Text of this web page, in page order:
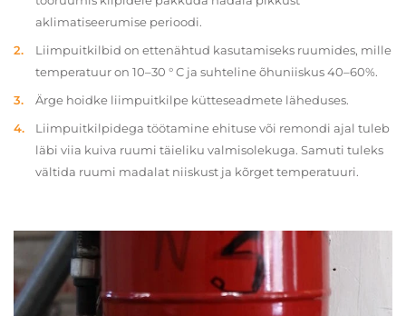
aklimatiseerumise perioodi.
Liimpuitkilbid on ettenähtud kasutamiseks ruumides, mille
temperatuur on 10–30 ° C ja suhteline õhuniiskus 40–60%.
Ärge hoidke liimpuitkilpe kütteseadmete läheduses.
Liimpuitkilpidega töötamine ehituse või remondi ajal tuleb
läbi viia kuiva ruumi täieliku valmisolekuga. Samuti tuleks
vältida ruumi madalat niiskust ja kõrget temperatuuri.